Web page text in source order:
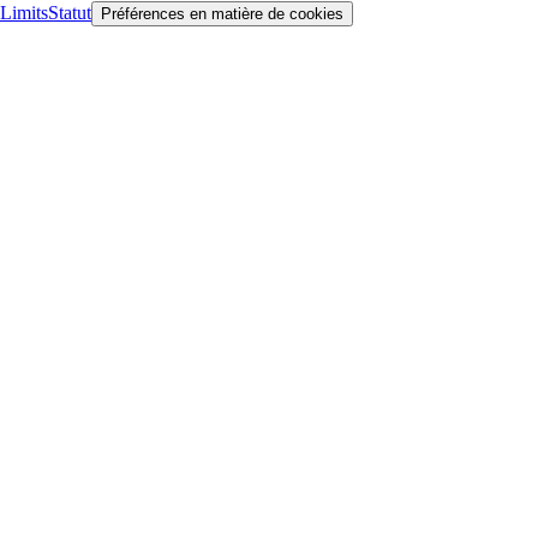
LimitsStatut Préférences en matière de cookies